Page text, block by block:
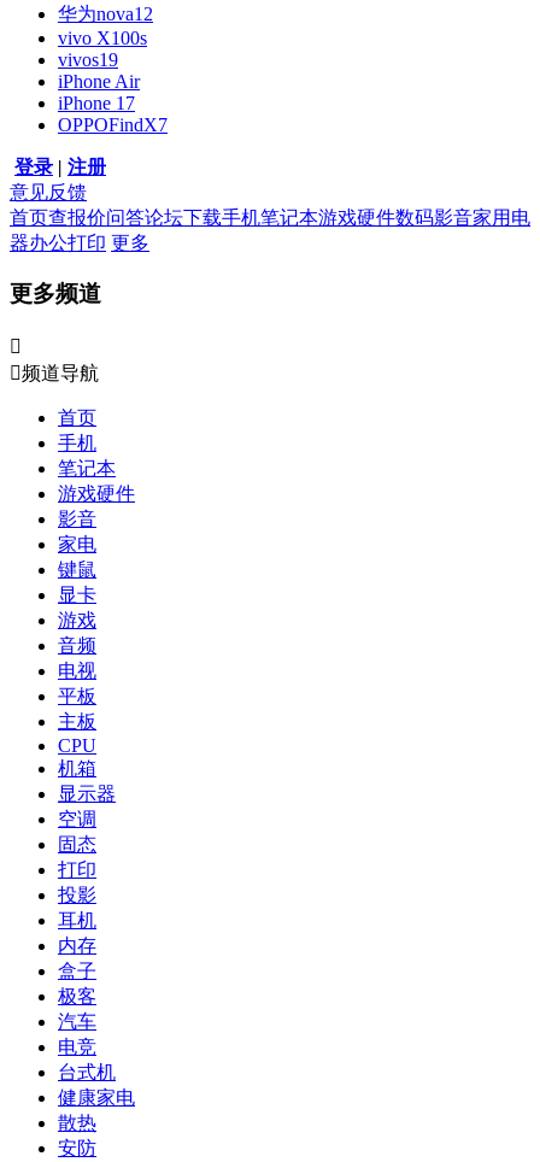
华为nova12
vivo X100s
vivos19
iPhone Air
iPhone 17
OPPOFindX7
登录 | 注册
意见反馈
首页查报价问答论坛下载手机笔记本游戏硬件数码影音家用电
器办公打印 更多
更多频道

频道导航
首页
手机
笔记本
游戏硬件
影音
家电
键鼠
显卡
游戏
音频
电视
平板
主板
CPU
机箱
显示器
空调
固态
打印
投影
耳机
内存
盒子
极客
汽车
电竞
台式机
健康家电
散热
安防